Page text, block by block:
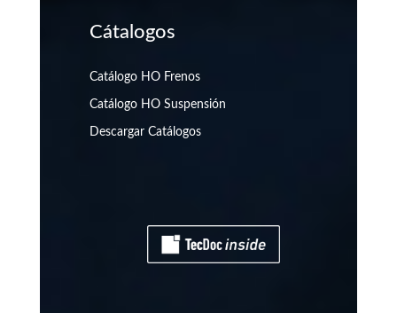
Cátalogos
Catálogo HO Frenos
Catálogo HO Suspensión
Descargar Catálogos